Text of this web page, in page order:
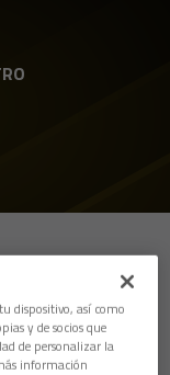
dispositivo, así como
y de socios que
de personalizar la
información